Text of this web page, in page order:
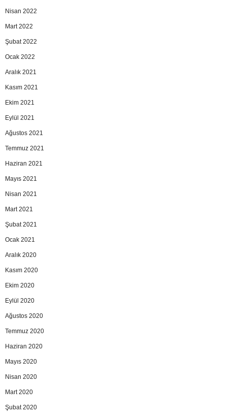
Nisan 2022
Mart 2022
Şubat 2022
Ocak 2022
Aralık 2021
Kasım 2021
Ekim 2021
Eylül 2021
Ağustos 2021
Temmuz 2021
Haziran 2021
Mayıs 2021
Nisan 2021
Mart 2021
Şubat 2021
Ocak 2021
Aralık 2020
Kasım 2020
Ekim 2020
Eylül 2020
Ağustos 2020
Temmuz 2020
Haziran 2020
Mayıs 2020
Nisan 2020
Mart 2020
Şubat 2020